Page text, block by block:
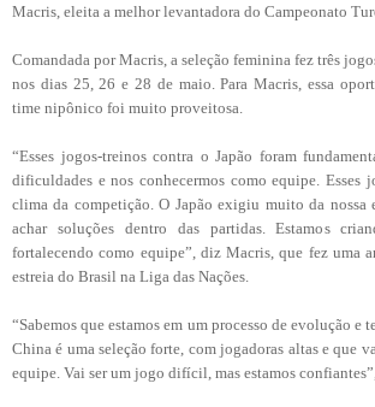
Macris, eleita a melhor levantadora do Campeonato
Comandada por Macris, a seleção feminina fez três
nos dias 25, 26 e 28 de maio. Para Macris, essa
time nipônico foi muito proveitosa.
“Esses jogos-treinos contra o Japão foram
dificuldades e nos conhecermos como equipe. Esses
clima da competição. O Japão exigiu muito da nossa
achar soluções dentro das partidas. Estamos
fortalecendo como equipe”, diz Macris, que fez uma
estreia do Brasil na Liga das Nações.
“Sabemos que estamos em um processo de evolução e
China é uma seleção forte, com jogadoras altas e que
equipe. Vai ser um jogo difícil, mas estamos